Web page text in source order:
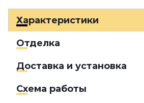
Характеристики
Отделка
Доставка и установка
Схема работы